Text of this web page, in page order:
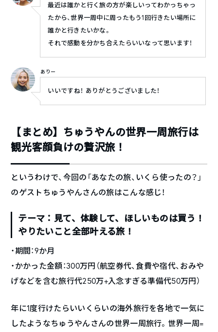
最近は誰かと行く旅の方が楽しいってわかっちゃっ
たから、世界一周中に周ったもう1回行きたい場所に
誰かと行きたいかな。
それで感動を分かち合えたらいいなって思います！
ありー
いいですね！ ありがとうございました！
【まとめ】ちゅうやんの世界一周旅行は
観光客顔負けの贅沢旅！
というわけで、今回の「あなたの旅、いくら使ったの？」
のゲストちゅうやんさんの旅はこんな感じ！
テーマ：見て、体験して、ほしいものは買う！
やりたいこと全部叶える旅！
・期間：9か月
・かかった金額：300万円（航空券代、食費や宿代、おみや
げなどを含む旅行代250万+入念すぎる準備代50万円）
年に1度行けたらいいくらいの海外旅行を各地で一気に
したようなちゅうやんさんの世界一周旅行。世界一周=